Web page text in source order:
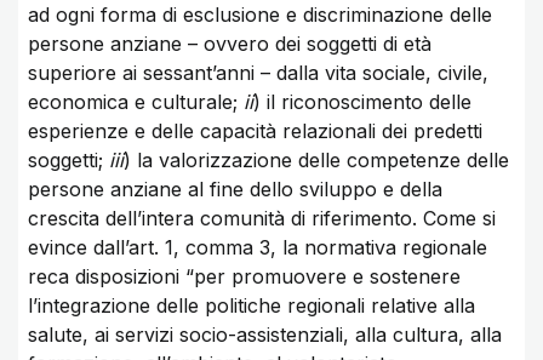
ad ogni forma di esclusione e discriminazione delle
persone anziane – ovvero dei soggetti di età
superiore ai sessant’anni – dalla vita sociale, civile,
economica e culturale; ii) il riconoscimento delle
esperienze e delle capacità relazionali dei predetti
soggetti; iii) la valorizzazione delle competenze delle
persone anziane al fine dello sviluppo e della
crescita dell’intera comunità di riferimento. Come si
evince dall’art. 1, comma 3, la normativa regionale
reca disposizioni “per promuovere e sostenere
l’integrazione delle politiche regionali relative alla
salute, ai servizi socio-assistenziali, alla cultura, alla